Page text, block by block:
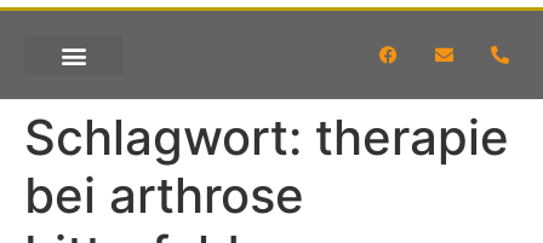
Schlagwort: therapie
bei arthrose